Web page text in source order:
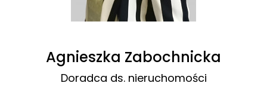
Agnieszka Zabochnicka
Doradca ds. nieruchomości